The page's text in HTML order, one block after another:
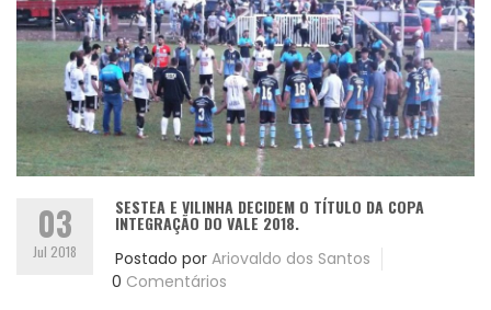
03
Jul 2018
SESTEA E VILINHA DECIDEM O TÍTULO DA COPA
INTEGRAÇÃO DO VALE 2018.
Postado por Ariovaldo dos Santos
0 Comentários